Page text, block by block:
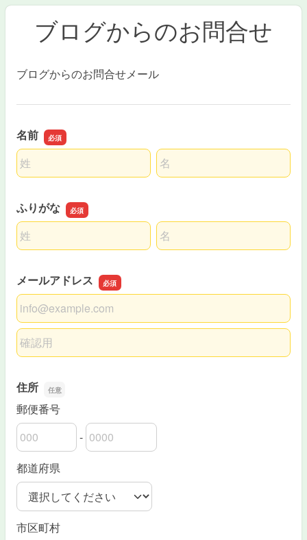
ブログからのお問合せ
ブログからのお問合せメール
名前
名前の姓
名前の名
ふりがな
名前の姓
名前の名
メールアドレス
メールアドレス
メールアドレスの確認用
住所
郵便番号
郵便番号の上3桁
-
郵便番号の下4桁
都道府県
市区町村